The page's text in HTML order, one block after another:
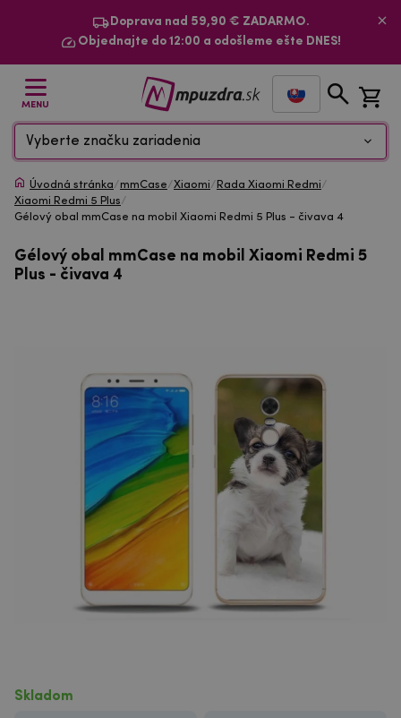
Doprava nad 59,90 € ZADARMO.
Objednajte do 12:00 a odošleme ešte DNES!
MENU
Vyberte značku zariadenia
Úvodná stránka/mmCase/Xiaomi/ Rada Xiaomi Redmi/
Xiaomi Redmi 5 Plus/
Gélový obal mmCase na mobil Xiaomi Redmi 5 Plus - čivava 4
Gélový obal mmCase na mobil Xiaomi Redmi 5
Plus - čivava 4
Skladom